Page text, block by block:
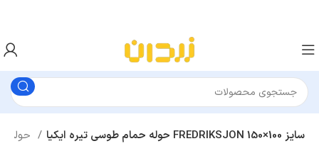
حوله حمام طوسی تیره ایکیا FREDRIKSJON سایز 100×150